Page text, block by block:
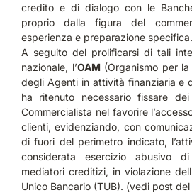
credito e di dialogo con le
proprio dalla figura del
esperienza e preparazione specifica.
A seguito del prolificarsi di tali
nazionale, l’OAM(Organismo per la
degli Agenti in attività finanziaria e
ha ritenuto necessario fissare
Commercialista nel favorire
clienti, evidenziando, con
di fuori del perimetro indicato,
considerata esercizio abusivo
mediatori creditizi, in violazione
Unico Bancario (TUB). (vedi post